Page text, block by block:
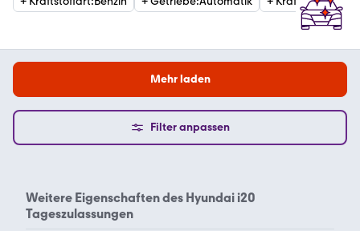
Mehr laden
Filter anpassen
Weitere Eigenschaften des Hyundai i20
Tageszulassungen